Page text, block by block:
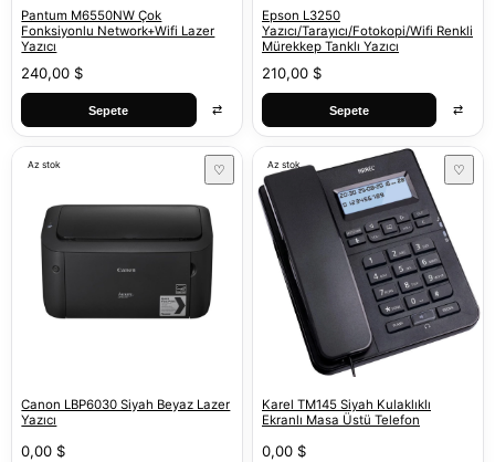
Pantum M6550NW Çok
Fonksiyonlu Network+Wifi Lazer
Yazıcı
240,00 $
Sepete ⇄
Epson L3250
Yazıcı/Tarayıcı/Fotokopi/Wifi Renkli
Mürekkep Tanklı Yazıcı
210,00 $
Sepete ⇄
Az stok ♡
Canon LBP6030 Siyah Beyaz Lazer
Yazıcı
0,00 $
Az stok ♡
Karel TM145 Siyah Kulaklıklı
Ekranlı Masa Üstü Telefon
0,00 $